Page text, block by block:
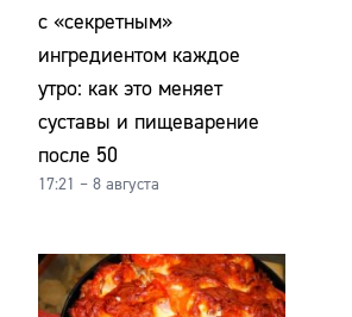
с «секретным»
ингредиентом каждое
утро: как это меняет
суставы и пищеварение
после 50
17:21 – 8 августа